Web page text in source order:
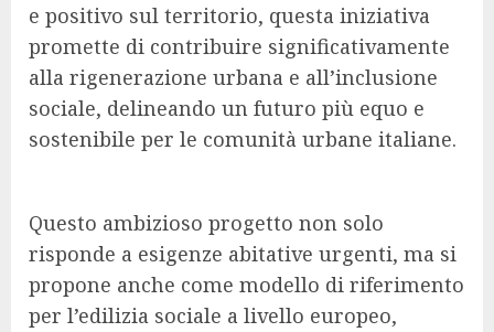
e positivo sul territorio, questa iniziativa
promette di contribuire significativamente
alla rigenerazione urbana e all’inclusione
sociale, delineando un futuro più equo e
sostenibile per le comunità urbane italiane.
Questo ambizioso progetto non solo
risponde a esigenze abitative urgenti, ma si
propone anche come modello di riferimento
per l’edilizia sociale a livello europeo,